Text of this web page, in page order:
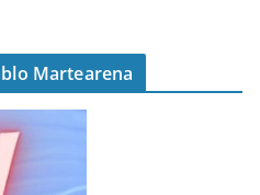
Martearena